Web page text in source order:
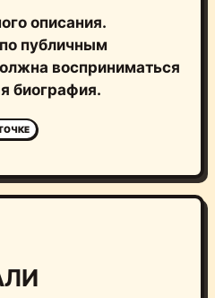
описания.
публичным
восприниматься
биография.